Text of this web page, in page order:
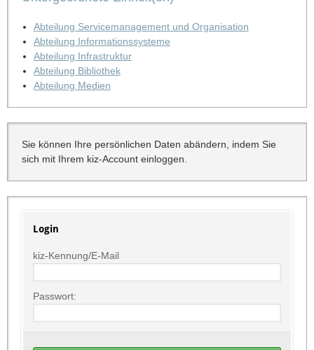
Abteilung Servicemanagement und Organisation
Abteilung Informationssysteme
Abteilung Infrastruktur
Abteilung Bibliothek
Abteilung Medien
Sie können Ihre persönlichen Daten abändern, indem Sie
sich mit Ihrem kiz-Account einloggen.
Login
kiz-Kennung/E-Mail
Passwort: